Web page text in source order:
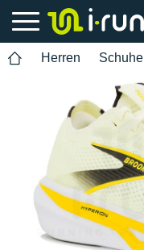
Herren Schuhe